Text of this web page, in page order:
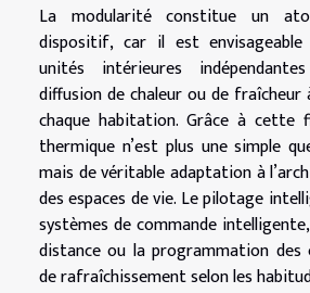
La modularité constitue un
dispositif, car il est envisageable
unités intérieures
diffusion de chaleur ou de
chaque habitation. Grâce à cette
thermique n’est plus une simple
mais de véritable adaptation à
des espaces de vie. Le pilotage
systèmes de commande
distance ou la programmation des
de rafraîchissement selon les